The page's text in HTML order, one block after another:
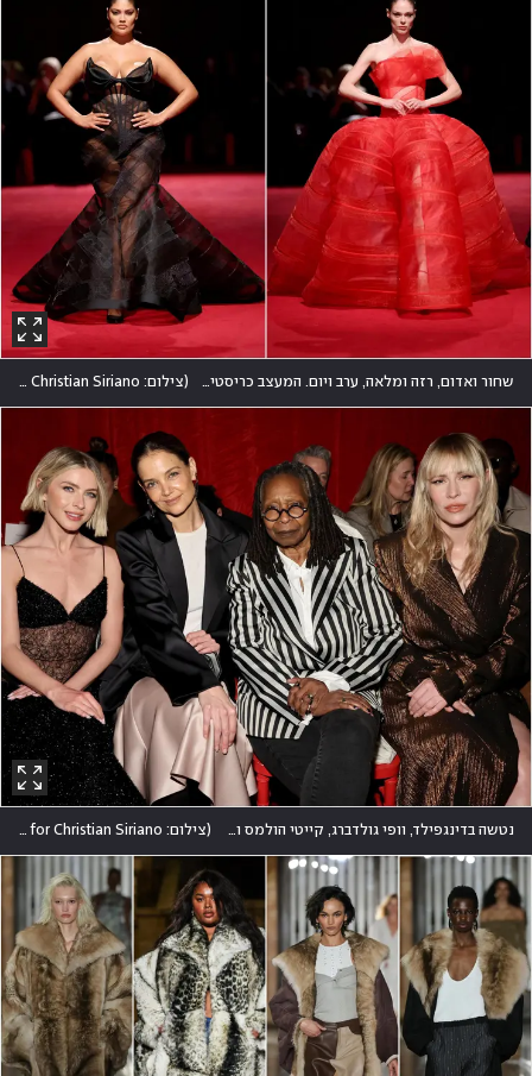
שחור ואדום, רזה ומלאה, ערב ויום. המעצב כריסטיאן סיריאנו עם קולקציה עשירה בדגמים ומבני גוף (צילום: JP Yim/Getty Images for Christian Siriano
נטשה בדינגפילד, וופי גולדברג, קייטי הולמס וג'וליאן האף בילו יחד בתצוגה של כריסטיאן סיריאנו (צילום: Jamie McCarthy/Getty Images for Christian Siriano